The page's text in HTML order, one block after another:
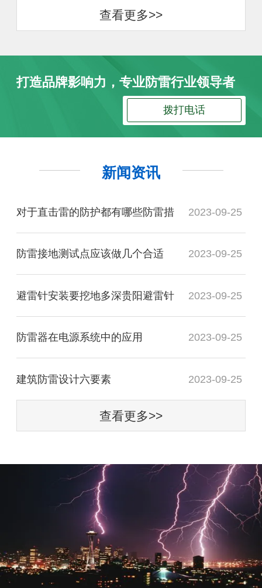
查看更多>>
打造品牌影响力，专业防雷行业领导者
拨打电话
新闻资讯
对于直击雷的防护都有哪些防雷措 2023-09-25
防雷接地测试点应该做几个合适 2023-09-25
避雷针安装要挖地多深贵阳避雷针 2023-09-25
防雷器在电源系统中的应用 2023-09-25
建筑防雷设计六要素 2023-09-25
查看更多>>